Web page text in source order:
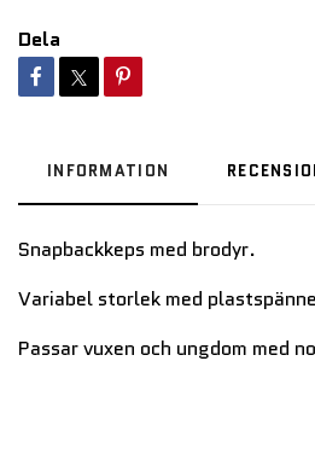
Dela
INFORMATION
Snapbackkeps med brodyr.
Variabel storlek med
Passar vuxen och ungdom med